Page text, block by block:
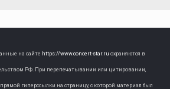
на сайте https://www.concert-star.ru охраняются в
РФ. При перепечатывании или цитировании,
гиперссылки на страницу, с которой материал был